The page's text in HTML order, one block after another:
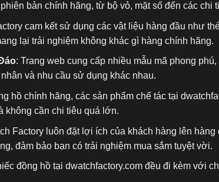
bản chính hãng, từ bộ vỏ, mặt số đến các chi
cam kết sử dụng các vật liệu hàng đầu như
lại trải nghiệm không khác gì hàng chính hãng.
: Trang web cung cấp nhiều mẫu mã phong
và nhu cầu sử dụng khác nhau.
hồ chính hãng, các sản phẩm chế tác tại
không cần chi tiêu quá lớn.
Factory luôn đặt lợi ích của khách hàng lên
đảm bảo bạn có trải nghiệm mua sắm tuyệt vời.
đồng hồ tại dwatchfactory.com đều đi kèm với